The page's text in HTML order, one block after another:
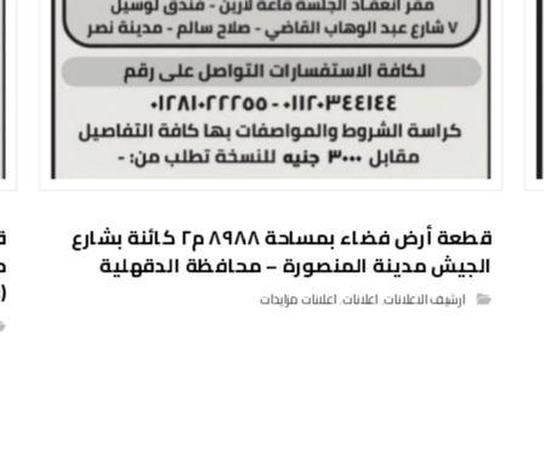
قطعة أرض فضاء بمساحة ٨٩٨٨ م٢ كائنة بشارع
الجيش مدينة المنصورة – محافظة الدقهلية
ارشيف الاعلانات,اعلانات,اعلانات مزايدات